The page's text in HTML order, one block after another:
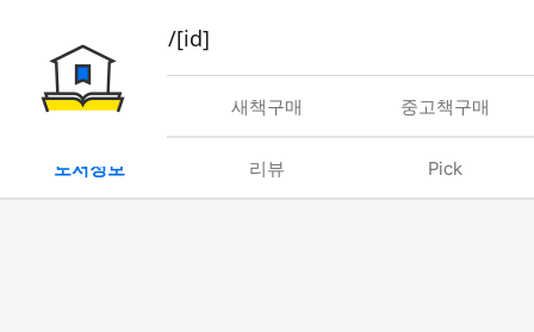
book/rent/[id]
대여 새책구매 중고책구매
도서정보 리뷰 Pick